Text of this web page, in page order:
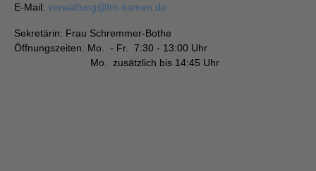
E-Mail: verwaltung@fnr-kamen.de
Sekretärin: Frau Schremmer-Bothe
Öffnungszeiten: Mo. - Fr. 7:30 - 13:00 Uhr
Mo. zusätzlich bis 14:45 Uhr